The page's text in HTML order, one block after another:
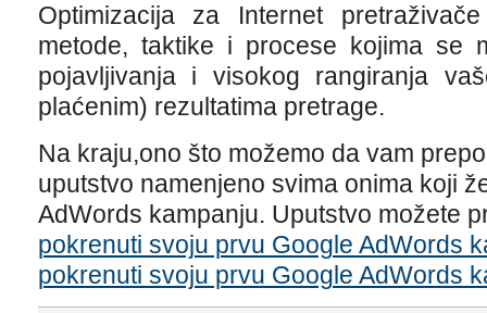
Optimizacija za Internet
metode, taktike i procese kojima se
pojavljivanja i visokog rangiranja
plaćenim) rezultatima pretrage.
Na kraju,ono što možemo da vam
uputstvo namenjeno svima onima koji
AdWords kampanju. Uputstvo možete
pokrenuti svoju prvu Google AdWords
pokrenuti svoju prvu Google AdWords